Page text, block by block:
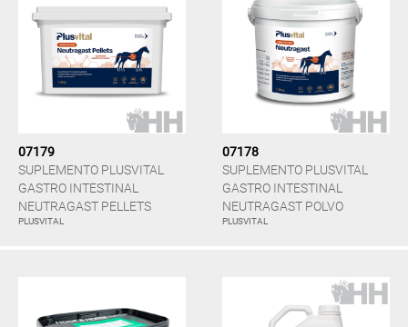
07179
SUPLEMENTO PLUSVITAL
GASTRO INTESTINAL
NEUTRAGAST PELLETS
PLUSVITAL
07178
SUPLEMENTO PLUSVITAL
GASTRO INTESTINAL
NEUTRAGAST POLVO
PLUSVITAL